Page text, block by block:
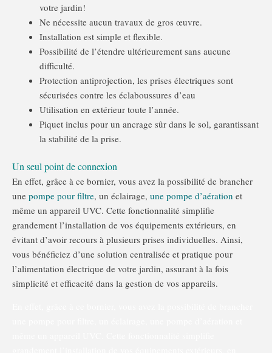
votre jardin!
Ne nécessite aucun travaux de gros œuvre.
Installation est simple et flexible.
Possibilité de l’étendre ultérieurement sans aucune
difficulté.
Protection antiprojection, les prises électriques sont
sécurisées contre les éclaboussures d’eau
Utilisation en extérieur toute l’année.
Piquet inclus pour un ancrage sûr dans le sol, garantissant
la stabilité de la prise.
Un seul point de connexion
En effet, grâce à ce bornier, vous avez la possibilité de brancher
une pompe pour filtre, un éclairage, une pompe d’aération et
même un appareil UVC. Cette fonctionnalité simplifie
grandement l’installation de vos équipements extérieurs, en
évitant d’avoir recours à plusieurs prises individuelles. Ainsi,
vous bénéficiez d’une solution centralisée et pratique pour
l’alimentation électrique de votre jardin, assurant à la fois
simplicité et efficacité dans la gestion de vos appareils.